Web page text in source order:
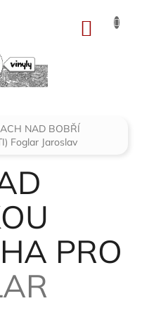
NAD BOBŘÍ
Foglar Jaroslav
PRO